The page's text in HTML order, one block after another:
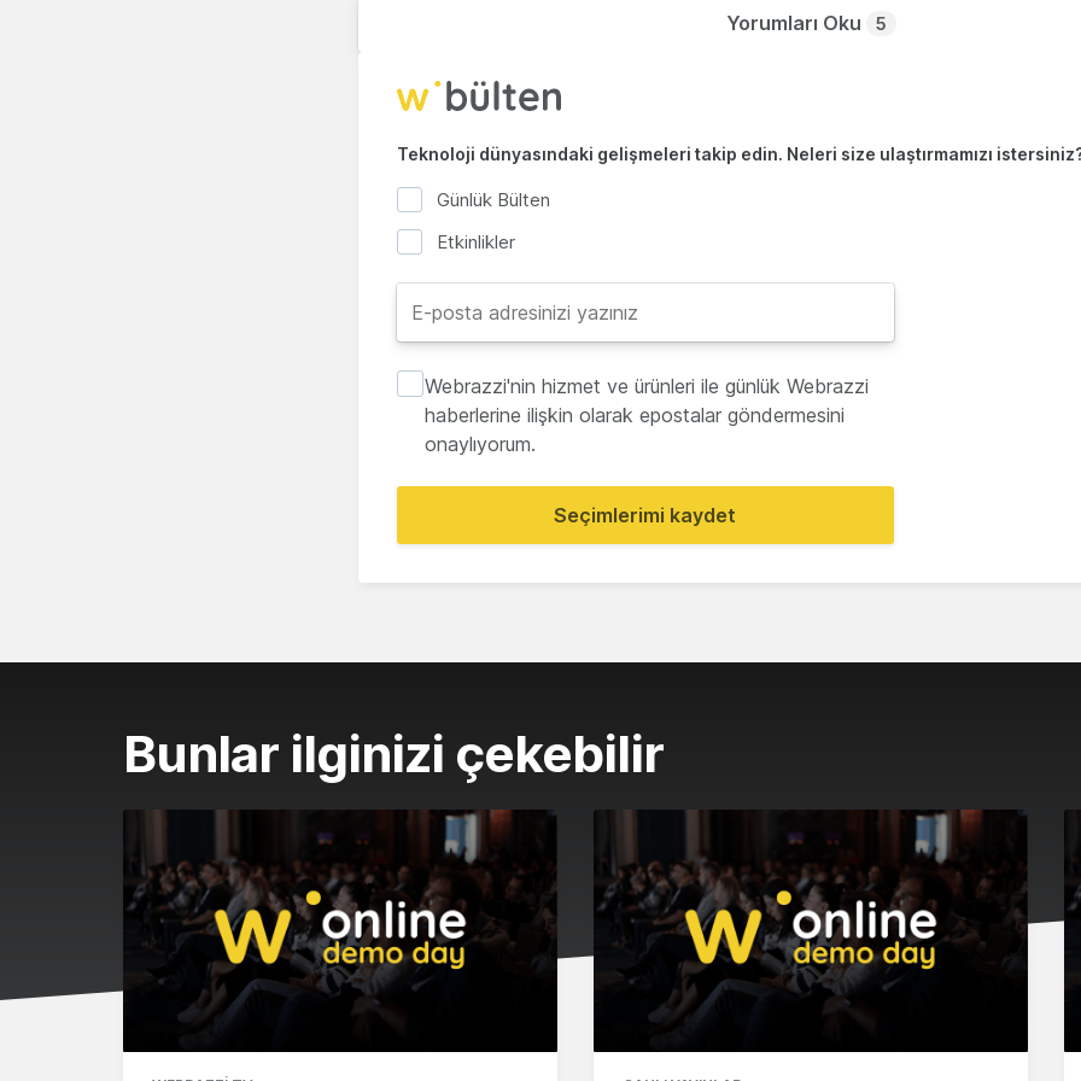
Yorumları Oku 5
Teknoloji dünyasındaki gelişmeleri takip edin. Neleri size ulaştırmamızı
Günlük Bülten
Etkinlikler
Webrazzi'nin hizmet ve ürünleri ile günlük Webrazzi
haberlerine ilişkin olarak epostalar göndermesini
onaylıyorum.
Seçimlerimi kaydet
Bunlar ilginizi çekebilir